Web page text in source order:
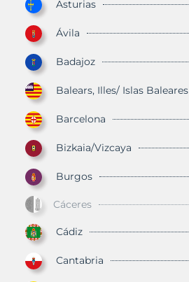
Asturias
Ávila
Badajoz
Balears, Illes/ Islas Baleares
Barcelona
Bizkaia/Vizcaya
Burgos
Cáceres
Cádiz
Cantabria